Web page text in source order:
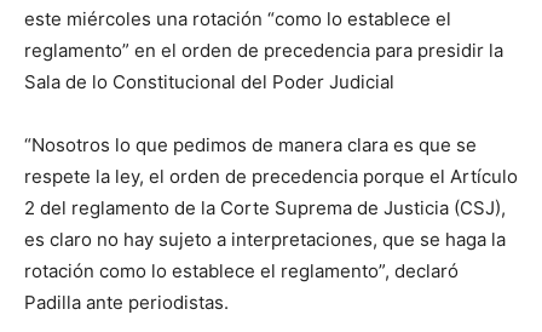
este miércoles una rotación “como lo establece el
reglamento” en el orden de precedencia para presidir la
Sala de lo Constitucional del Poder Judicial
“Nosotros lo que pedimos de manera clara es que se
respete la ley, el orden de precedencia porque el Artículo
2 del reglamento de la Corte Suprema de Justicia (CSJ),
es claro no hay sujeto a interpretaciones, que se haga la
rotación como lo establece el reglamento”, declaró
Padilla ante periodistas.